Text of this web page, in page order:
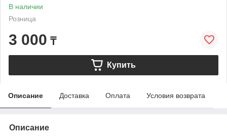
В наличии
Розница
3 000 ₸
Купить
Описание Доставка Оплата Условия возврата
Описание